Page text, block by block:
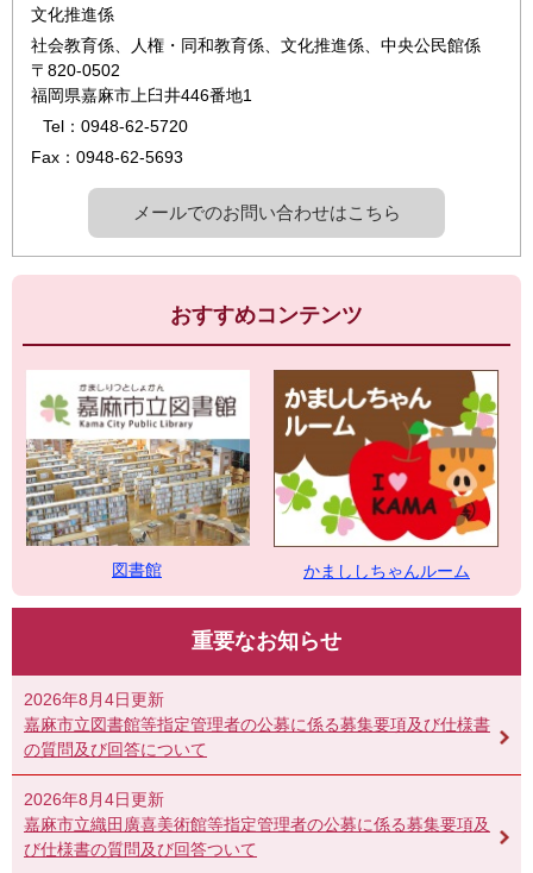
文化推進係
社会教育係、人権・同和教育係、文化推進係、中央公民館係
〒820-0502
福岡県嘉麻市上臼井446番地1
Tel：0948-62-5720
Fax：0948-62-5693
メールでのお問い合わせはこちら
おすすめコンテンツ
図書館 かまししちゃんルーム
重要なお知らせ
2026年8月4日更新
嘉麻市立図書館等指定管理者の公募に係る募集要項及び仕様書
の質問及び回答について
2026年8月4日更新
嘉麻市立織田廣喜美術館等指定管理者の公募に係る募集要項及
び仕様書の質問及び回答ついて